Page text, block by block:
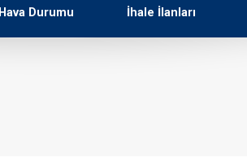
Hava Durumu İhale İlanları